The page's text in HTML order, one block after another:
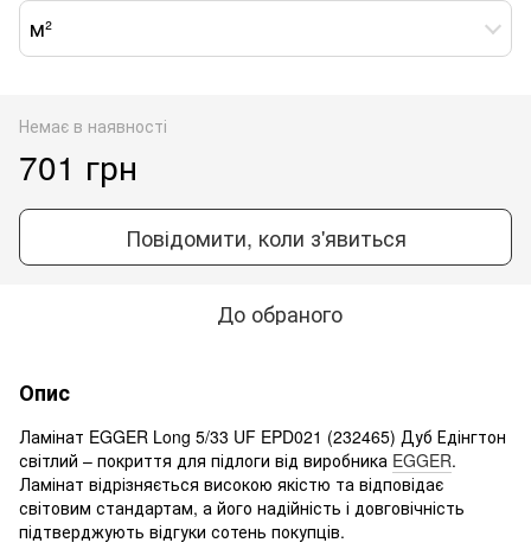
м²
Немає в наявності
701 грн
Повідомити, коли з'явиться
До обраного
Опис
Ламінат EGGER Long 5/33 UF EPD021 (232465) Дуб Едінгтон
світлий – покриття для підлоги від виробника EGGER.
Ламінат відрізняється високою якістю та відповідає
світовим стандартам, а його надійність і довговічність
підтверджують відгуки сотень покупців.